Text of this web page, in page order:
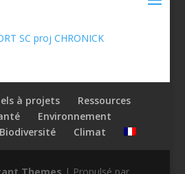
SC proj CHRONICK
à projets
Ressources
Environnement
Biodiversité Climat
Themes | Propulsé par